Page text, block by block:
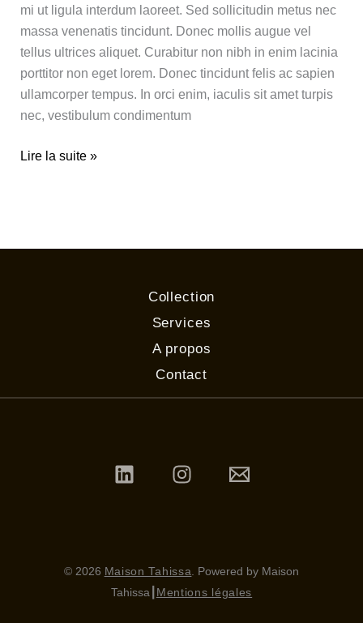
mi ut ligula interdum laoreet. Sed sollicitudin metus nec
massa venenatis tincidunt. Donec mollis augue vel
tellus ultrices aliquet. Curabitur non nibh in enim lacinia
porttitor non eget lorem. Donec tincidunt felis ac sapien
ullamcorper tempus. In orci enim, iaculis sit amet turpis
nec, vestibulum condimentum
Lire la suite »
Collection
Services
A propos
Contact
© 2026 Maison Tahissa. Powered by Maison
Tahissa┃ Mentions légales